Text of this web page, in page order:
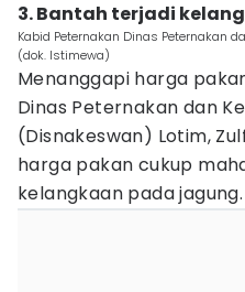
3. Bantah terjadi
Kabid Peternakan Dinas Peternakan
(dok. Istimewa)
Menanggapi harga
Dinas Peternakan dan
(Disnakeswan) Lotim,
harga pakan cukup
kelangkaan pada jagung.